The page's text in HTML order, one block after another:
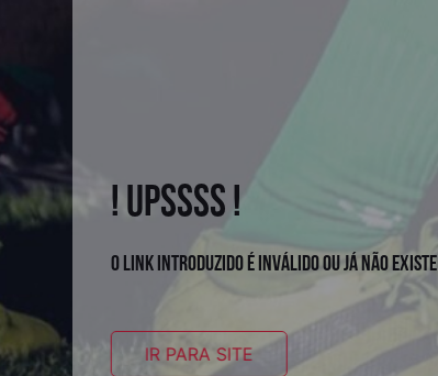
! UPSSSS !
O link introduzido é inválido ou já não existe
IR PARA SITE